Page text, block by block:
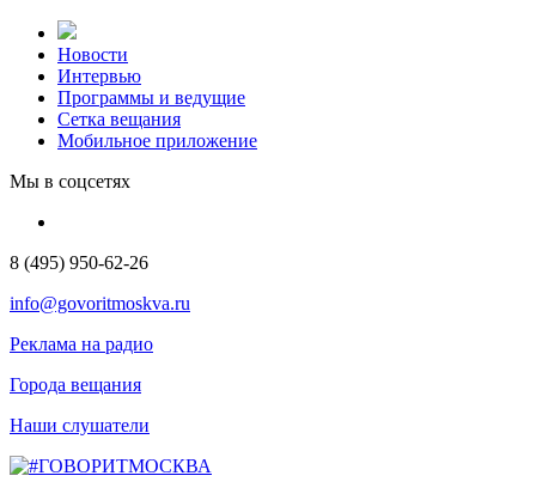
Новости
Интервью
Программы и ведущие
Сетка вещания
Мобильное приложение
Мы в соцсетях
8 (495) 950-62-26
info@govoritmoskva.ru
Реклама на радио
Города вещания
Наши слушатели